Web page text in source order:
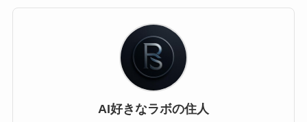
AI好きなラボの住人